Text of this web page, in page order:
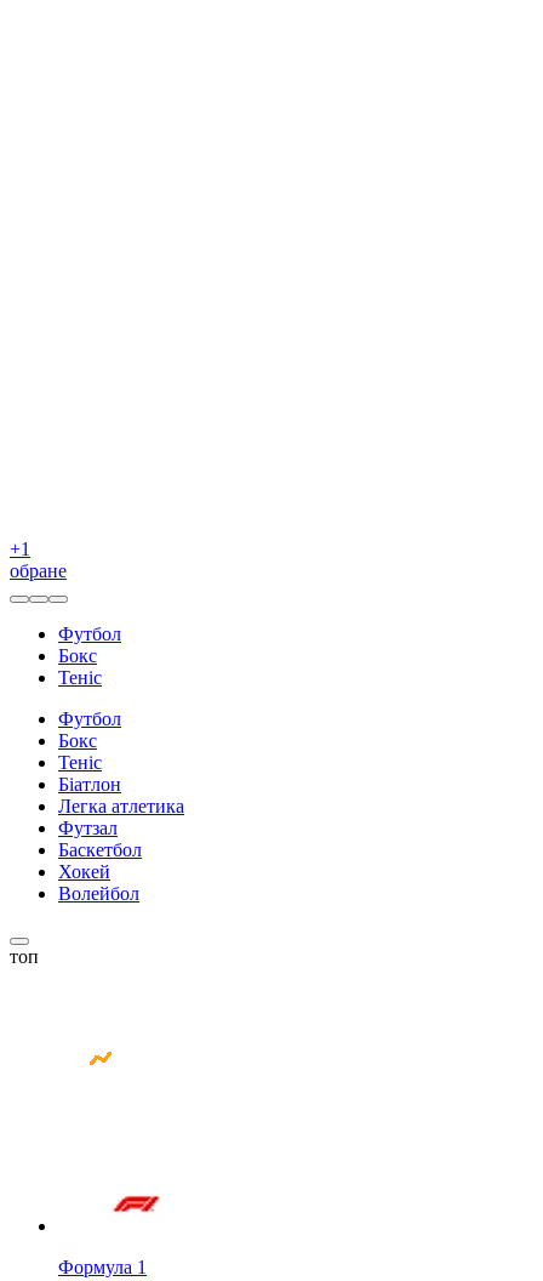
+1
обране
Футбол
Бокс
Теніс
Футбол
Бокс
Теніс
Біатлон
Легка атлетика
Футзал
Баскетбол
Хокей
Волейбол
топ
Формула 1